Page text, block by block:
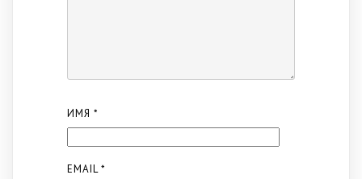
ИМЯ *
EMAIL*